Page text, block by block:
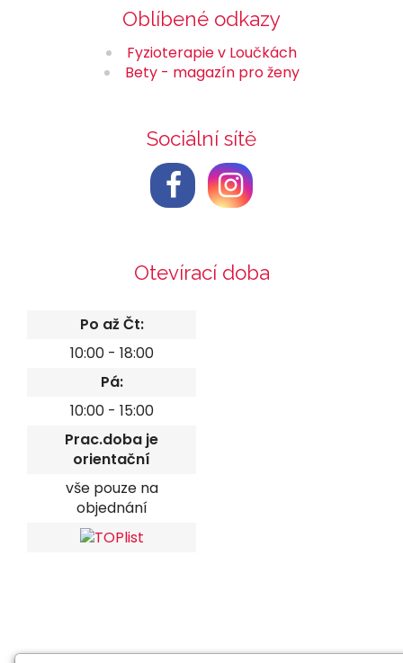
Oblíbené odkazy
Fyzioterapie v Loučkách
Bety - magazín pro ženy
Sociální sítě
Otevírací doba
Po až Čt:
10:00 - 18:00
Pá:
10:00 - 15:00
Prac.doba je
orientační
vše pouze na
objednání